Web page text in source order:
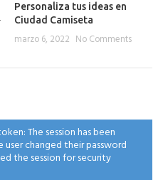
Personaliza tus ideas en
Ciudad Camiseta
marzo 6, 2022 No Comments
The session has been
changed their password
the session for security